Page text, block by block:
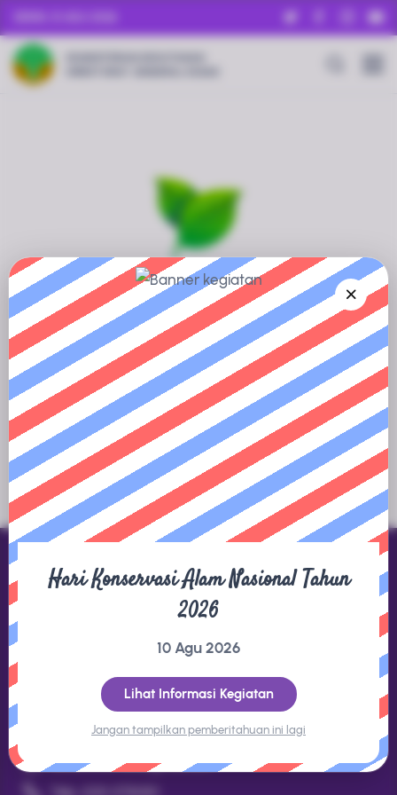
Informasi Sedang Disiapkan
Profil Kawasan Konservasi ini sedang dalam proses
pengumpulan dan verifikasi data.
Silakan kembali dalam waktu dekat, atau jelajahi kawasan
konservasi lainnya untuk mendapatkan informasi yang
tersedia.
Direktorat Jenderal KSDAE
Jakarta 10270
datakonservasi@gmail.com
Hari Konservasi Alam Nasional Tahun
2026
10 Agu 2026
Lihat Informasi Kegiatan
Jangan tampilkan pemberitahuan ini lagi